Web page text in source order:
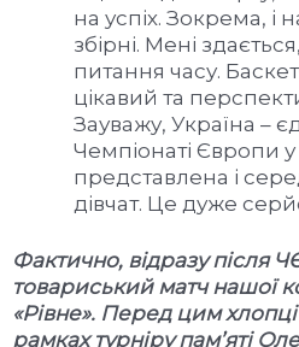
на успіх. Зокрема, і
збірні. Мені
питання часу.
цікавий та
Зауважу, Україна –
Чемпіонаті Європи у
представлена і
дівчат. Це дуже
Фактично, відразу після
товариський матч нашої
«Рівне». Перед цим
рамках турніру пам’яті